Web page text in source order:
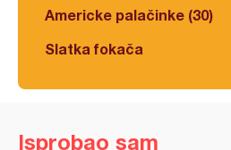
Americke palačinke (30)
Slatka fokača
Isprobao sam